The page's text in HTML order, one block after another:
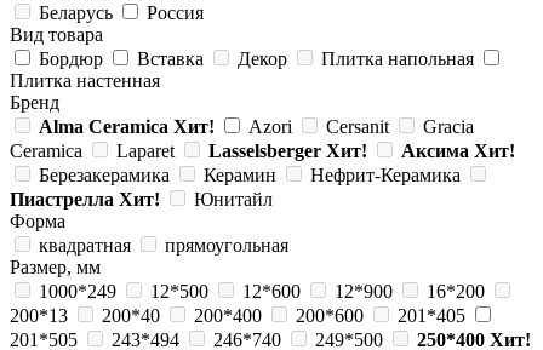
Беларусь
Россия
Вид товара
Бордюр
Вставка Декор
Плитка напольная
Плитка настенная
Бренд
Alma Ceramica Хит! Azori Cersanit
Gracia
Ceramica
Laparet Lasselsberger Хит! Аксима Хит!
Березакерамика
Керамин
Нефрит-Керамика
Пиастрелла Хит!
Юнитайл
Форма
квадратная
прямоугольная
Размер, мм
1000*249
12*500 12*600 12*900
16*200
200*13
200*40 200*400 200*600
201*405
201*505
243*494 246*740 249*500 250*400 Хит!